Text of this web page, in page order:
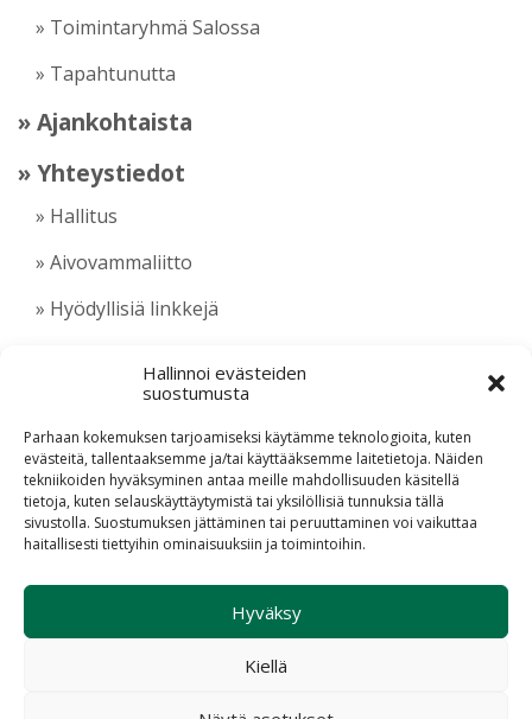
Hallinnoi evästeiden
suostumusta
Parhaan kokemuksen tarjoamiseksi käytämme teknologioita, kuten
evästeitä, tallentaaksemme ja/tai käyttääksemme laitetietoja. Näiden
tekniikoiden hyväksyminen antaa meille mahdollisuuden käsitellä
tietoja, kuten selauskäyttäytymistä tai yksilöllisiä tunnuksia tällä
sivustolla. Suostumuksen jättäminen tai peruuttaminen voi vaikuttaa
haitallisesti tiettyihin ominaisuuksiin ja toimintoihin.
Hyväksy
Kiellä
» Toimintaryhmä Salossa
» Tapahtunutta
» Ajankohtaista
» Yhteystiedot
» Hallitus
» Aivovammaliitto
» Hyödyllisiä linkkejä
Evästekäytäntö (EU)
© 2026 Aivovammaliitto ry
Suunnittelu ja toteutus Haaja